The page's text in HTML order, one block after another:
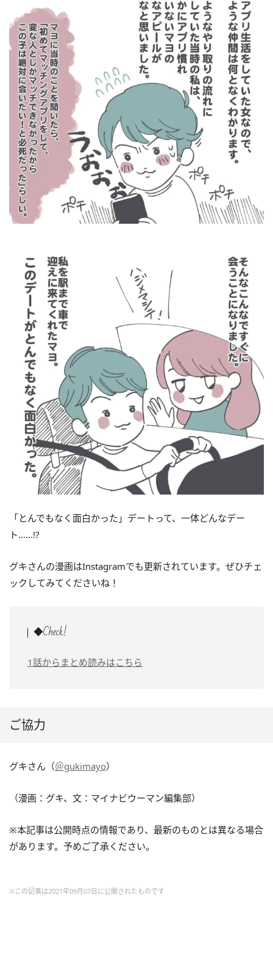
「とんでもなく面白かった」デートって、一体どんなデー
ト……!?
グキさんの漫画はInstagramでも更新されています。ぜひチェ
ックしてみてくださいね！
◆Check!
1話からまとめ読みはこちら
ご協力
グキさん（＠gukimayo）
（漫画：グキ、文：マイナビウーマン編集部）
※本記事は公開時点の情報であり、最新のものとは異なる場合
があります。予めご了承ください。
※この記事は2021年09月07日に公開されたものです